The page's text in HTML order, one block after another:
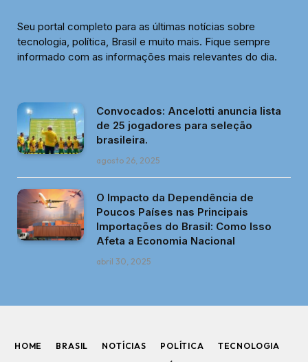
Seu portal completo para as últimas notícias sobre
tecnologia, política, Brasil e muito mais. Fique sempre
informado com as informações mais relevantes do dia.
Convocados: Ancelotti anuncia lista
de 25 jogadores para seleção
brasileira.
agosto 26, 2025
O Impacto da Dependência de
Poucos Países nas Principais
Importações do Brasil: Como Isso
Afeta a Economia Nacional
abril 30, 2025
HOME BRASIL NOTÍCIAS POLÍTICA
TECNOLOGIA